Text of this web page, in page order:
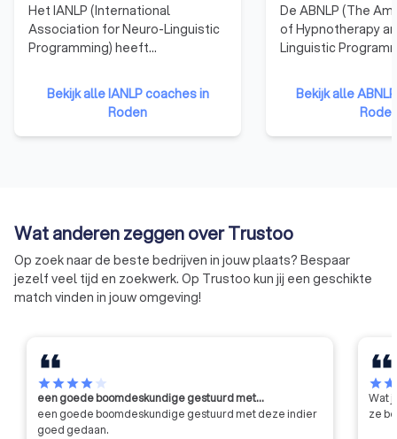
Het IANLP (International
Association for Neuro-Linguistic
Programming) heeft
standaarden' opgesteld voor
NLP training. Deze zorgen voor
professionaliteit en kwaliteit bij
de uitvoering van de NLP training.
standaarden alleen toegestaan
om face-to-face training te
faciliteren, om zo de kwaliteit van
de training te waarborgen.
Bekijk alle IANLP coaches in
Roden
De ABNLP (The
of Hypnotherapy
Linguistic
organisatie
lidmaatschap en
betekent dat je
coaching of
Bekijk alle
Wat anderen zeggen over Trustoo
Op zoek naar de beste bedrijven in jouw plaats? Bespaar
jezelf veel tijd en zoekwerk. Op Trustoo kun jij een geschikte
match vinden in jouw omgeving!
starstarstarstarstar
een goede boomdeskundige gestuurd met…
een goede boomdeskundige gestuurd met deze indier
goed gedaan.
starstar
Wat
ze